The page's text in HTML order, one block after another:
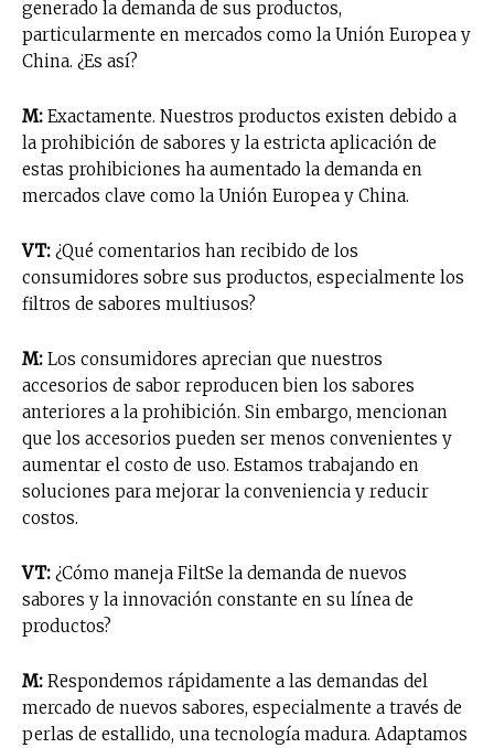
generado la demanda de sus productos,
particularmente en mercados como la Unión Europea y
China. ¿Es así?
M: Exactamente. Nuestros productos existen debido a
la prohibición de sabores y la estricta aplicación de
estas prohibiciones ha aumentado la demanda en
mercados clave como la Unión Europea y China.
VT: ¿Qué comentarios han recibido de los
consumidores sobre sus productos, especialmente los
filtros de sabores multiusos?
M: Los consumidores aprecian que nuestros
accesorios de sabor reproducen bien los sabores
anteriores a la prohibición. Sin embargo, mencionan
que los accesorios pueden ser menos convenientes y
aumentar el costo de uso. Estamos trabajando en
soluciones para mejorar la conveniencia y reducir
costos.
VT: ¿Cómo maneja FiltSe la demanda de nuevos
sabores y la innovación constante en su línea de
productos?
M: Respondemos rápidamente a las demandas del
mercado de nuevos sabores, especialmente a través de
perlas de estallido, una tecnología madura. Adaptamos